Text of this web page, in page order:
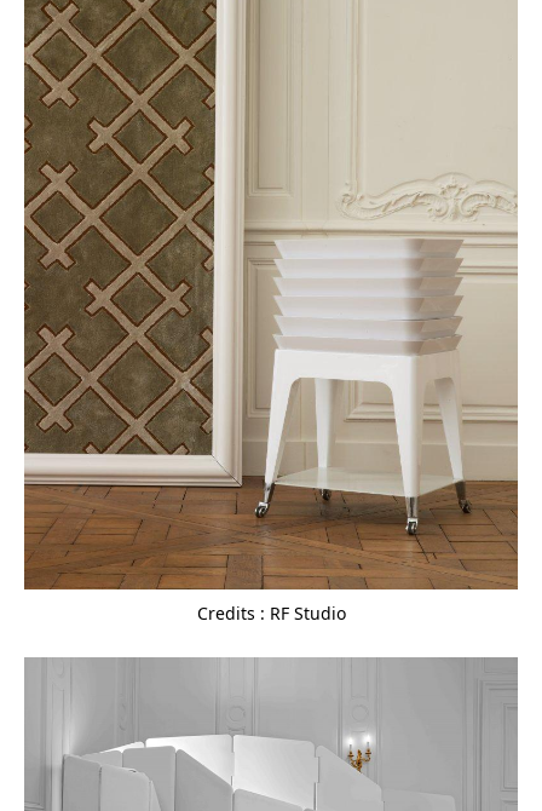
Credits : RF Studio